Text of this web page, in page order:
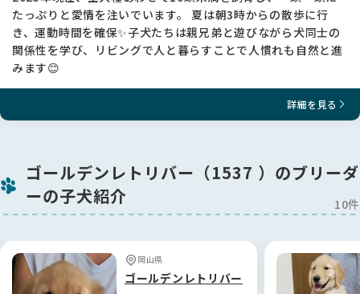
たっぷりと愛情を注いでいます。 夏は朝3時からの散歩に行
き、運動時間を確保✨子犬たちは親兄弟と遊びながら犬同士の
関係性を学び、リビングで人と暮らすことで人慣れも自然と進
みます😊
詳細を見る
ゴールデンレトリバー（1537 ）のブリーダ
ーの子犬紹介
10件
岡山県
ゴールデンレトリバー